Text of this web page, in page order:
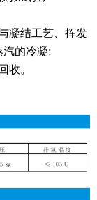
凝结工艺、挥发
的冷凝;
。